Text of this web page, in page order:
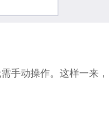
手动操作。这样一来，